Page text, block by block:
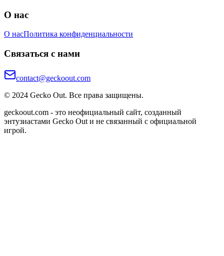
О нас
О насПолитика конфиденциальности
Связаться с нами
contact@geckoout.com
© 2024 Gecko Out. Все права защищены.
geckoout.com - это неофициальный сайт, созданный
энтузиастами Gecko Out и не связанный с официальной
игрой.